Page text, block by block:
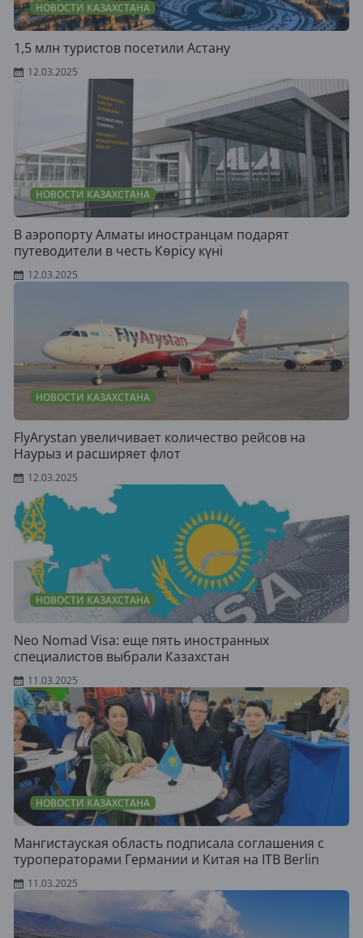
НОВОСТИ КАЗАХСТАНА
1,5 млн туристов посетили Астану
12.03.2025
НОВОСТИ КАЗАХСТАНА
В аэропорту Алматы иностранцам подарят
путеводители в честь Көрісу күні
12.03.2025
НОВОСТИ КАЗАХСТАНА
FlyArystan увеличивает количество рейсов на
Наурыз и расширяет флот
12.03.2025
НОВОСТИ КАЗАХСТАНА
Neo Nomad Visa: еще пять иностранных
специалистов выбрали Казахстан
11.03.2025
НОВОСТИ КАЗАХСТАНА
Мангистауская область подписала соглашения с
туроператорами Германии и Китая на ITB Berlin
11.03.2025